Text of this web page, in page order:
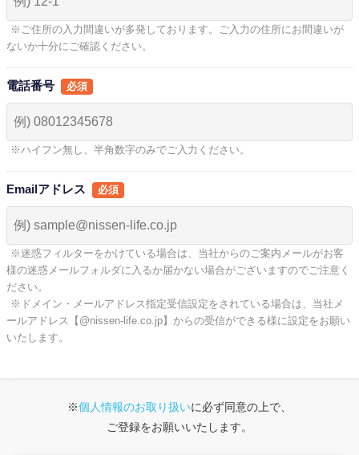
※ご住所の入力間違いが多発しております。ご入力の住所にお間違いが
ないか十分にご確認ください。
電話番号
※ハイフン無し、半角数字のみでご入力ください。
Emailアドレス
※迷惑フィルターをかけている場合は、当社からのご案内メールがお客
様の迷惑メールフォルダに入るか届かない場合がございますのでご注意く
ださい。
※ドメイン・メールアドレス指定受信設定をされている場合は、当社メ
ールアドレス【@nissen-life.co.jp】からの受信ができる様に設定をお願い
いたします。
※個人情報のお取り扱いに必ず同意の上で、
ご登録をお願いいたします。